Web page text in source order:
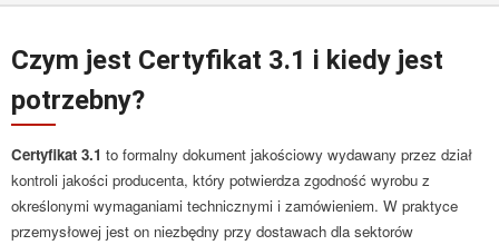
Czym jest Certyfikat 3.1 i kiedy jest
potrzebny?
Certyfikat 3.1 to formalny dokument jakościowy wydawany przez dział
kontroli jakości producenta, który potwierdza zgodność wyrobu z
określonymi wymaganiami technicznymi i zamówieniem. W praktyce
przemysłowej jest on niezbędny przy dostawach dla sektorów